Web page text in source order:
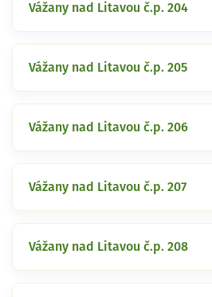
Vážany nad Litavou č.p. 204
Vážany nad Litavou č.p. 205
Vážany nad Litavou č.p. 206
Vážany nad Litavou č.p. 207
Vážany nad Litavou č.p. 208